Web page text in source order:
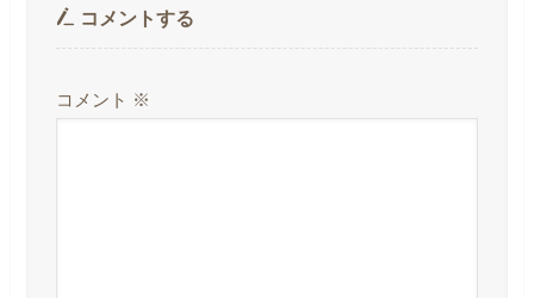
コメントする
コメント ※